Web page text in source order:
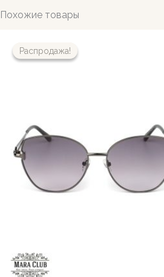
Похожие товары
Распродажа!
Распродажа!